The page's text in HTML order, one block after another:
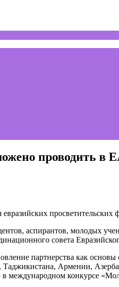
проводить в
просветительских
аспирантов, молодых
совета
партнерства как
Армении,
международном конкурсе